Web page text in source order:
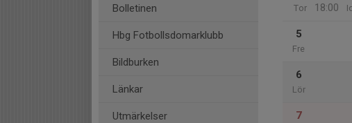
Bolletinen
Hbg Fotbollsdomarklubb
Bildburken
Länkar
Utmärkelser
Tor
18:00
5
Fre
6
Lör
7